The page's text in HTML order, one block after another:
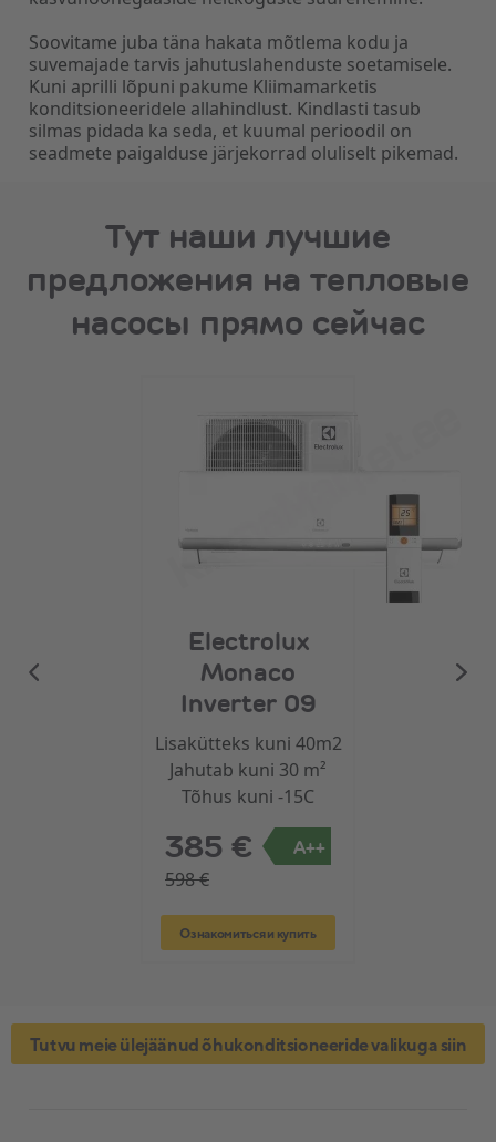
Soovitame juba täna hakata mõtlema kodu ja
suvemajade tarvis jahutuslahenduste soetamisele.
Kuni aprilli lõpuni pakume Kliimamarketis
konditsioneeridele allahindlust. Kindlasti tasub
silmas pidada ka seda, et kuumal perioodil on
seadmete paigalduse järjekorrad oluliselt pikemad.
Тут наши лучшие
предложения на тепловые
насосы прямо сейчас
Electrolux
Monaco
Inverter 09
Lisakütteks kuni 40m2
Jahutab kuni 30 m²
Tõhus kuni -15C
385 €
598 €
A++
Ознакомиться и купить
Tutvu meie ülejäänud õhukonditsioneeride valikuga siin